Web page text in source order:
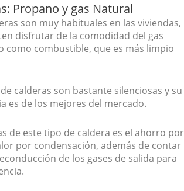
Propano y gas Natural
son muy habituales en las viviendas,
disfrutar de la comodidad del gas
como combustible, que es más limpio
calderas son bastante silenciosas y su
es de los mejores del mercado.
de este tipo de caldera es el ahorro por
por condensación, además de contar
de los gases de salida para